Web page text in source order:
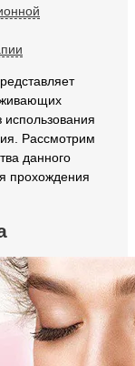
использования
Рассмотрим
данного
прохождения